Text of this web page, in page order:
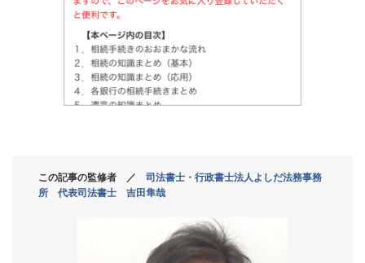
この記事の監修者 ／ 司法書士・行政書士法人よしだ法務事務
所 代表司法書士 吉田隼哉